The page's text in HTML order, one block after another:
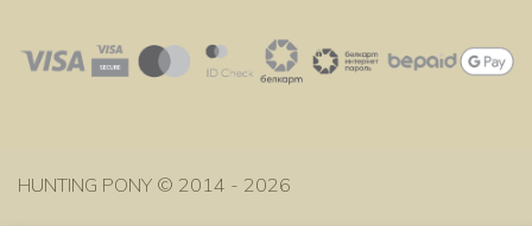
HUNTING PONY © 2014 - 2026